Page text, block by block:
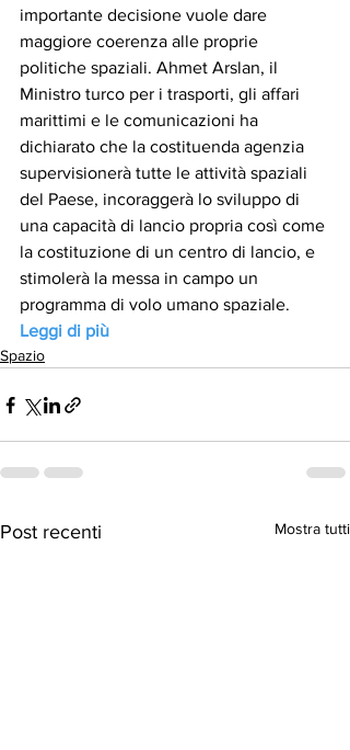
importante decisione vuole dare
maggiore coerenza alle proprie
politiche spaziali. Ahmet Arslan, il
Ministro turco per i trasporti, gli affari
marittimi e le comunicazioni ha
dichiarato che la costituenda agenzia
supervisionerà tutte le attività spaziali
del Paese, incoraggerà lo sviluppo di
una capacità di lancio propria così come
la costituzione di un centro di lancio, e
stimolerà la messa in campo un
programma di volo umano spaziale.
Leggi di più
Spazio
Post recenti Mostra tutti